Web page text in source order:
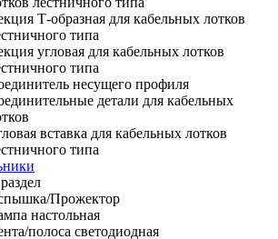
Т-образная для кабельных лотков
типа
угловая для кабельных лотков
типа
несущего профиля
детали для кабельных
вставка для кабельных лотков
типа
Прожектор
настольная
полоса светодиодная